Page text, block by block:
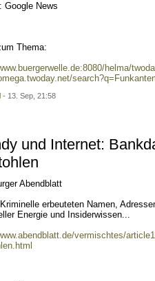
Google News
Thema:
helma/
- 13. Sep, 21:58
und Internet:
Abendblatt
erbeuteten Namen,
Energie und Insiderwissen...
vermischtes/